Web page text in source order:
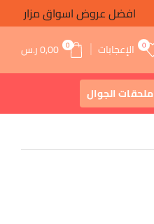
افضل عروض اسواق مزار
0 الإعجابات 0
0,00ر.س
ملحقات الجوال